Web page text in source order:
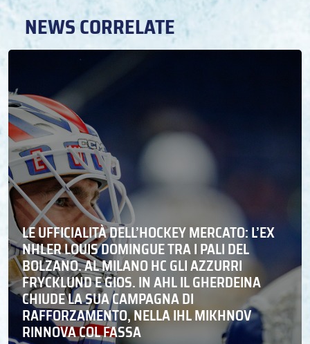
NEWS CORRELATE
LE UFFICIALITÀ DELL’HOCKEY MERCATO: L’EX
NHLER LOUIS DOMINGUE TRA I PALI DEL
BOLZANO. AL MILANO HC GLI AZZURRI
FRYCKLUND E GIOS. IN AHL IL GHERDEINA
CHIUDE LA SUA CAMPAGNA DI
RAFFORZAMENTO, NELLA IHL MIKHNOV
RINNOVA COL FASSA